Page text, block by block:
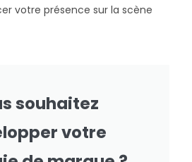
votre présence sur la scène
souhaitez
votre